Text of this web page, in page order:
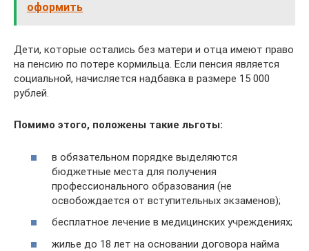
оформить
Дети, которые остались без матери и отца имеют право
на пенсию по потере кормильца. Если пенсия является
социальной, начисляется надбавка в размере 15 000
рублей.
Помимо этого, положены такие льготы:
в обязательном порядке выделяются
бюджетные места для получения
профессионального образования (не
освобождается от вступительных экзаменов);
бесплатное лечение в медицинских учреждениях;
жилье до 18 лет на основании договора найма